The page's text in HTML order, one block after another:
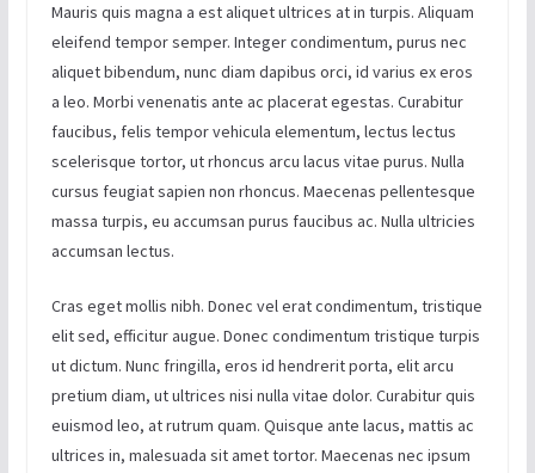
Mauris quis magna a est aliquet ultrices at in turpis. Aliquam
eleifend tempor semper. Integer condimentum, purus nec
aliquet bibendum, nunc diam dapibus orci, id varius ex eros
a leo. Morbi venenatis ante ac placerat egestas. Curabitur
faucibus, felis tempor vehicula elementum, lectus lectus
scelerisque tortor, ut rhoncus arcu lacus vitae purus. Nulla
cursus feugiat sapien non rhoncus. Maecenas pellentesque
massa turpis, eu accumsan purus faucibus ac. Nulla ultricies
accumsan lectus.
Cras eget mollis nibh. Donec vel erat condimentum, tristique
elit sed, efficitur augue. Donec condimentum tristique turpis
ut dictum. Nunc fringilla, eros id hendrerit porta, elit arcu
pretium diam, ut ultrices nisi nulla vitae dolor. Curabitur quis
euismod leo, at rutrum quam. Quisque ante lacus, mattis ac
ultrices in, malesuada sit amet tortor. Maecenas nec ipsum